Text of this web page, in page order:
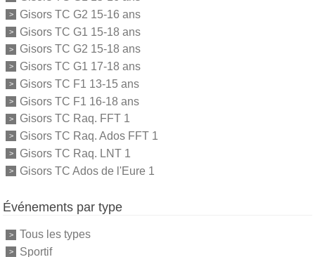
Gisors TC G2 15-16 ans
Gisors TC G1 15-18 ans
Gisors TC G2 15-18 ans
Gisors TC G1 17-18 ans
Gisors TC F1 13-15 ans
Gisors TC F1 16-18 ans
Gisors TC Raq. FFT 1
Gisors TC Raq. Ados FFT 1
Gisors TC Raq. LNT 1
Gisors TC Ados de l'Eure 1
Événements par type
Tous les types
Sportif